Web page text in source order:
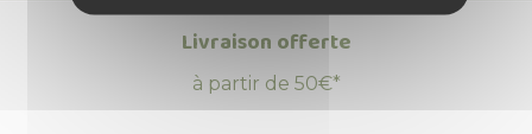
Livraison offerte
à partir de 50€*